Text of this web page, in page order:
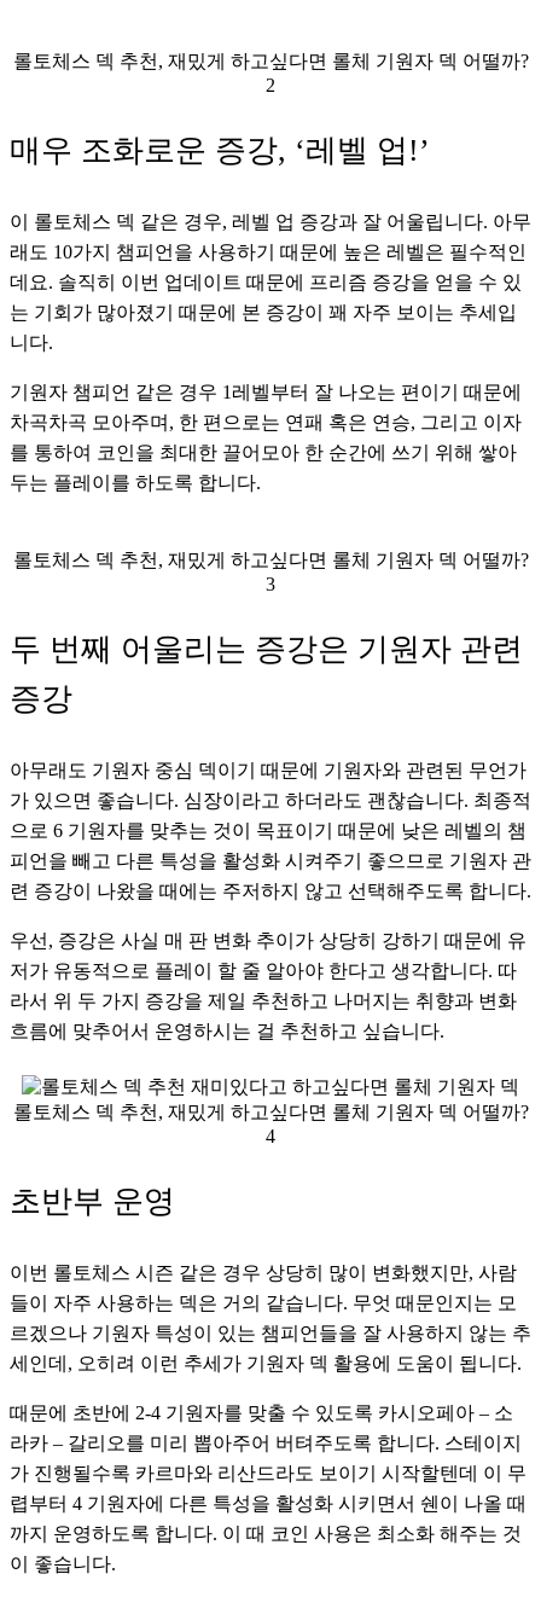
롤토체스 덱 추천, 재밌게 하고싶다면 롤체 기원자 덱 어떨까?
2
매우 조화로운 증강, ‘레벨 업!’
이 롤토체스 덱 같은 경우, 레벨 업 증강과 잘 어울립니다. 아무
래도 10가지 챔피언을 사용하기 때문에 높은 레벨은 필수적인
데요. 솔직히 이번 업데이트 때문에 프리즘 증강을 얻을 수 있
는 기회가 많아졌기 때문에 본 증강이 꽤 자주 보이는 추세입
니다.
기원자 챔피언 같은 경우 1레벨부터 잘 나오는 편이기 때문에
차곡차곡 모아주며, 한 편으로는 연패 혹은 연승, 그리고 이자
를 통하여 코인을 최대한 끌어모아 한 순간에 쓰기 위해 쌓아
두는 플레이를 하도록 합니다.
롤토체스 덱 추천, 재밌게 하고싶다면 롤체 기원자 덱 어떨까?
3
두 번째 어울리는 증강은 기원자 관련
증강
아무래도 기원자 중심 덱이기 때문에 기원자와 관련된 무언가
가 있으면 좋습니다. 심장이라고 하더라도 괜찮습니다. 최종적
으로 6 기원자를 맞추는 것이 목표이기 때문에 낮은 레벨의 챔
피언을 빼고 다른 특성을 활성화 시켜주기 좋으므로 기원자 관
우선, 증강은 사실 매 판 변화 추이가 상당히 강하기 때문에 유
저가 유동적으로 플레이 할 줄 알아야 한다고 생각합니다. 따
라서 위 두 가지 증강을 제일 추천하고 나머지는 취향과 변화
흐름에 맞추어서 운영하시는 걸 추천하고 싶습니다.
롤토체스 덱 추천, 재밌게 하고싶다면 롤체 기원자 덱 어떨까?
4
초반부 운영
이번 롤토체스 시즌 같은 경우 상당히 많이 변화했지만, 사람
들이 자주 사용하는 덱은 거의 같습니다. 무엇 때문인지는 모
르겠으나 기원자 특성이 있는 챔피언들을 잘 사용하지 않는 추
세인데, 오히려 이런 추세가 기원자 덱 활용에 도움이 됩니다.
때문에 초반에 2-4 기원자를 맞출 수 있도록 카시오페아 – 소
라카 – 갈리오를 미리 뽑아주어 버텨주도록 합니다. 스테이지
가 진행될수록 카르마와 리산드라도 보이기 시작할텐데 이 무
렵부터 4 기원자에 다른 특성을 활성화 시키면서 쉔이 나올 때
까지 운영하도록 합니다. 이 때 코인 사용은 최소화 해주는 것
이 좋습니다.